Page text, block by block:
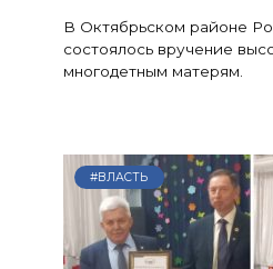
В Октябрьском районе
состоялось вручение
многодетным матерям.
#ВЛАСТЬ